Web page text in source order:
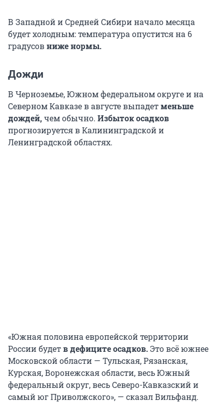
В Западной и Средней Сибири начало месяца
будет холодным: температура опустится на 6
градусовниже нормы.
Дожди
В Черноземье, Южном федеральном округе и на
Северном Кавказе в августе выпадетменьше
дождей,чем обычно. Избыток осадков
прогнозируется в Калининградской и
Ленинградской областях.
«Южная половина европейской территории
России будетв дефиците осадков.Это всё южнее
Московской области — Тульская, Рязанская,
Курская, Воронежская области, весь Южный
федеральный округ, весь Северо-Кавказский и
самый юг Приволжского», — сказал Вильфанд.